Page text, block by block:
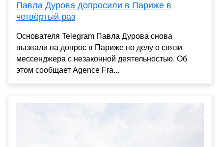
Павла Дурова допросили в Париже в
четвёртый раз
Основателя Telegram Павла Дурова снова
вызвали на допрос в Париже по делу о связи
мессенджера с незаконной деятельностью. Об
этом сообщает Agence Fra...